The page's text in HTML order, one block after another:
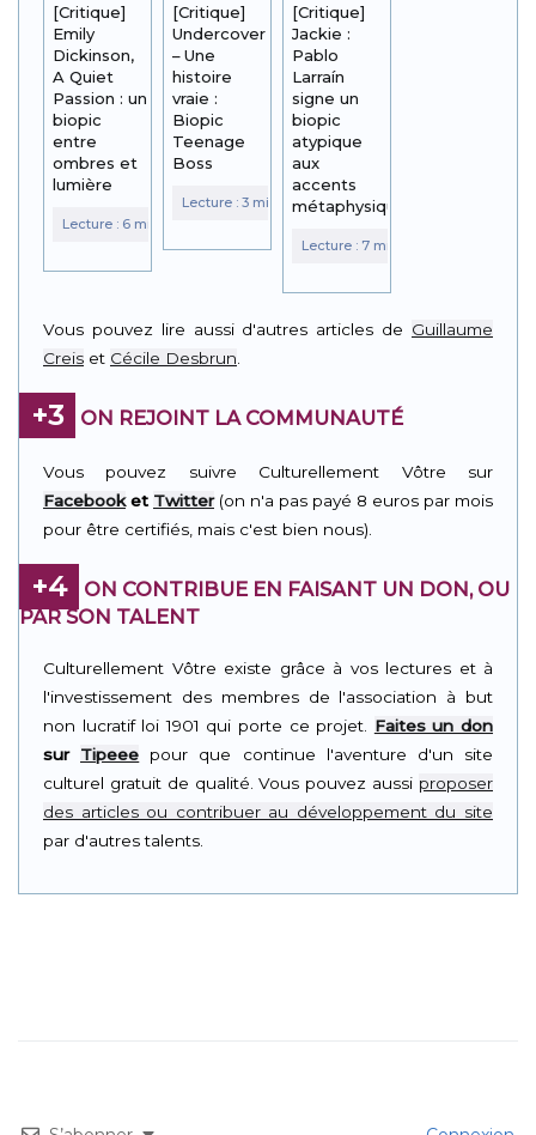
[Critique]
Emily
Dickinson,
A Quiet
Passion : un
biopic
entre
ombres et
lumière
[Critique]
Undercover
– Une
histoire
vraie :
Biopic
Teenage
Boss
[Critique]
Jackie :
Pablo
Larraín
signe un
biopic
atypique
aux
accents
métaphysiques
Vous pouvez lire aussi d'autres articles de Guillaume
Creis et Cécile Desbrun.
+3 ON REJOINT LA COMMUNAUTÉ
Vous pouvez suivre Culturellement Vôtre sur
Facebooket Twitter(on n'a pas payé 8 euros par mois
pour être certifiés, mais c'est bien nous).
+4
ON CONTRIBUE EN FAISANT UN DON, OU
PAR SON TALENT
Culturellement Vôtre existe grâce à vos lectures et à
l'investissement des membres de l'association à but
non lucratif loi 1901 qui porte ce projet. Faites un don
sur Tipeee pour que continue l'aventure d'un site
culturel gratuit de qualité. Vous pouvez aussi proposer
des articles ou contribuer au développement du site
par d'autres talents.